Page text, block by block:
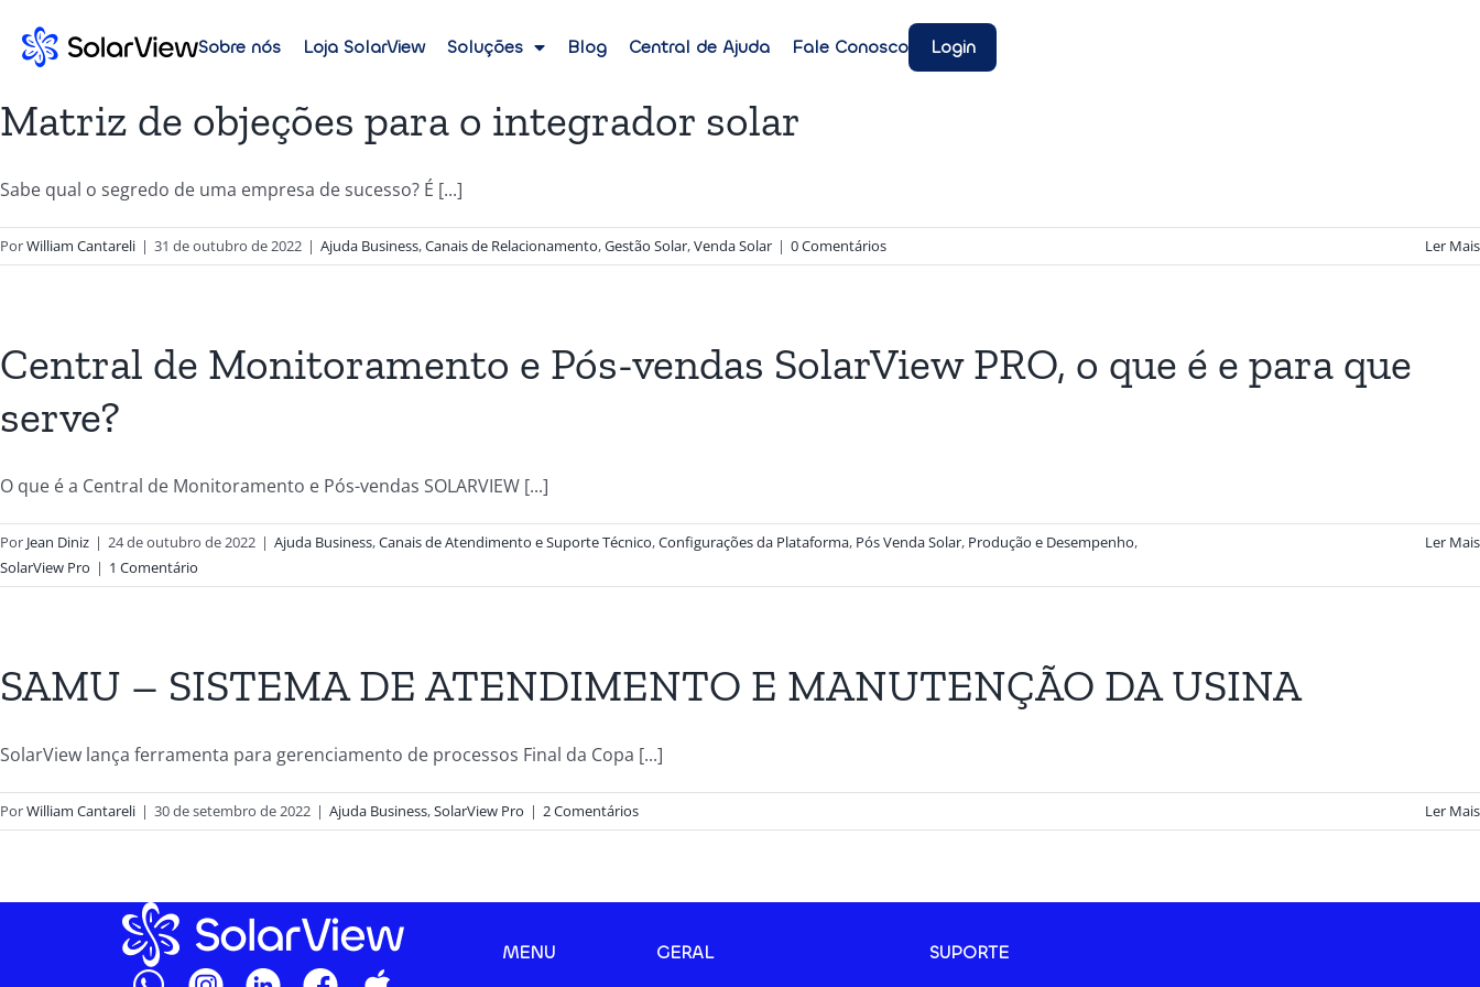
Sobre nós Loja SolarView Soluções Blog Central de Ajuda Fale Conosco Login
Matriz de objeções para o integrador solar
Sabe qual o segredo de uma empresa de sucesso? É [...]
PorWilliam Cantareli | 31 de outubro de 2022 | Ajuda Business,Canais de Relacionamento,Gestão Solar,Venda Solar | 0 Comentários Ler Mais
Central de Monitoramento e Pós-vendas SolarView PRO, o que é e para que
serve?
O que é a Central de Monitoramento e Pós-vendas SOLARVIEW [...]
Por Jean Diniz | 24 de outubro de 2022 | Ajuda Business,Canais de Atendimento e Suporte Técnico,Configurações da Plataforma, Pós Venda Solar, Produção e Desempenho,
SolarView Pro | 1 Comentário
Ler Mais
SAMU – SISTEMA DE ATENDIMENTO E MANUTENÇÃO DA USINA
SolarView lança ferramenta para gerenciamento de processos Final da Copa [...]
PorWilliam Cantareli | 30 de setembro de 2022 | Ajuda Business,SolarView Pro | 2 Comentários Ler Mais
MENU
GERAL SUPORTE